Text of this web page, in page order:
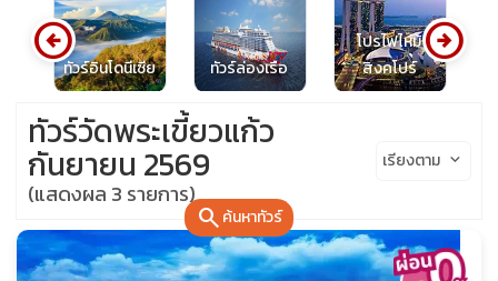
close
travel_explore
calendar_month
search
ทัวร์อินโดนีเซีย ทัวร์ล่องเรือ
โปรไฟไหม้
สิงคโปร์
arrow_circle_left arrow_circle_right
searchค้นหาทัวร์
ทัวร์วัดพระเขี้ยวแก้ว
กันยายน 2569
(แสดงผล 3 รายการ)
เรียงตาม keyboard_arrow_down